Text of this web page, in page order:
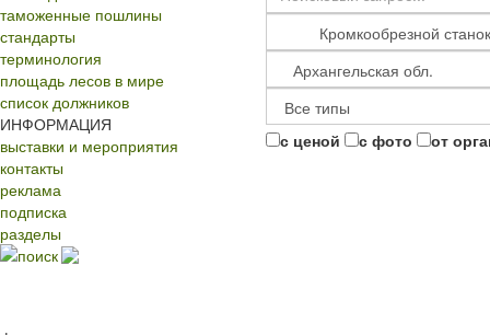
таможенные пошлины
стандарты
терминология
площадь лесов в мире
список должников
ИНФОРМАЦИЯ
выставки и мероприятия
контакты
реклама
подписка
разделы
поиск
с ценой с фото от